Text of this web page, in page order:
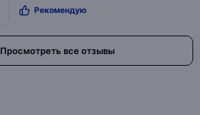
Рекомендую
Просмотреть все отзывы